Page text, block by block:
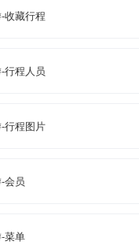
收藏行程
行程人员
行程图片
会员
菜单